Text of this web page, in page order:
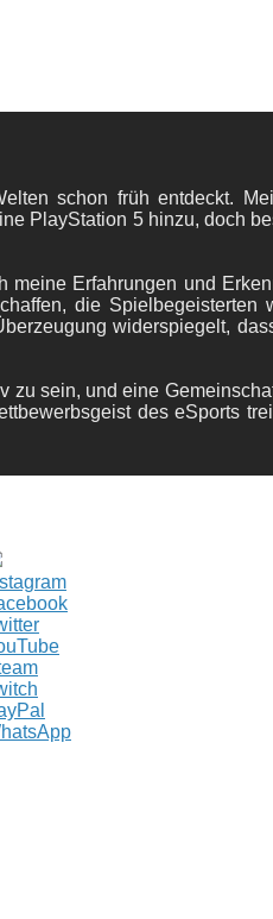
schon früh entdeckt.
PlayStation 5 hinzu, doch
Erfahrungen und
die Spielbegeisterten
widerspiegelt,
sein, und eine
des eSports